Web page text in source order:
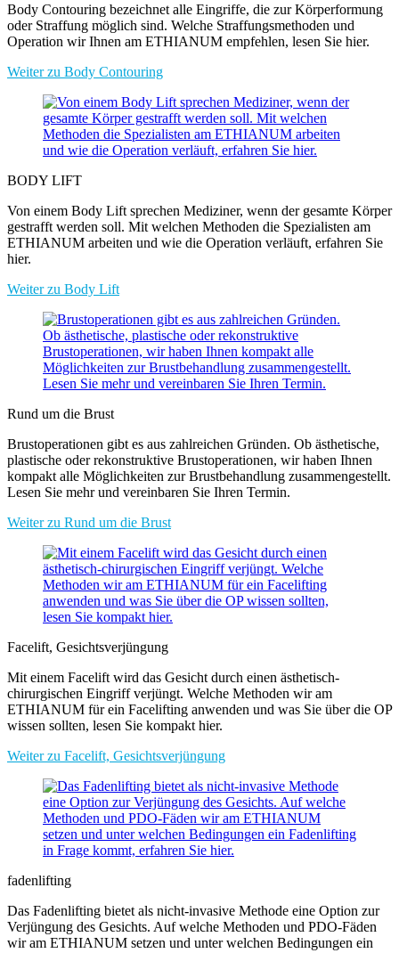
Body Contouring bezeichnet alle Eingriffe, die zur Körperformung
oder Straffung möglich sind. Welche Straffungsmethoden und
Operation wir Ihnen am ETHIANUM empfehlen, lesen Sie hier.
Weiter zu Body Contouring
BODY LIFT
Von einem Body Lift sprechen Mediziner, wenn der gesamte Körper
gestrafft werden soll. Mit welchen Methoden die Spezialisten am
ETHIANUM arbeiten und wie die Operation verläuft, erfahren Sie
hier.
Weiter zu Body Lift
Rund um die Brust
Brustoperationen gibt es aus zahlreichen Gründen. Ob ästhetische,
plastische oder rekonstruktive Brustoperationen, wir haben Ihnen
kompakt alle Möglichkeiten zur Brustbehandlung zusammengestellt.
Lesen Sie mehr und vereinbaren Sie Ihren Termin.
Weiter zu Rund um die Brust
Facelift, Gesichtsverjüngung
Mit einem Facelift wird das Gesicht durch einen ästhetisch-
chirurgischen Eingriff verjüngt. Welche Methoden wir am
ETHIANUM für ein Facelifting anwenden und was Sie über die OP
wissen sollten, lesen Sie kompakt hier.
Weiter zu Facelift, Gesichtsverjüngung
fadenlifting
Das Fadenlifting bietet als nicht-invasive Methode eine Option zur
Verjüngung des Gesichts. Auf welche Methoden und PDO-Fäden
wir am ETHIANUM setzen und unter welchen Bedingungen ein